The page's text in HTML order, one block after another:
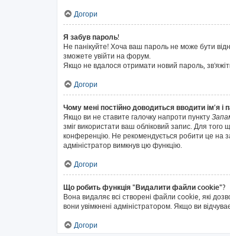
Догори
Я забув пароль!
Не панікуйте! Хоча ваш пароль не може бути
зможете увійти на форум.
Якщо не вдалося отримати новий пароль,
Догори
Чому мені постійно доводиться вводити ім’я і
Якщо ви не ставите галочку напроти пункту
зміг використати ваш обліковий запис. Для
конференцію. Не рекомендується робити це на
адміністратор вимкнув цю функцію.
Догори
Що робить функція "Видалити файли cookie"?
Вона видаляє всі створені файли cookie, які
вони увімкнені адміністратором. Якщо ви
Догори